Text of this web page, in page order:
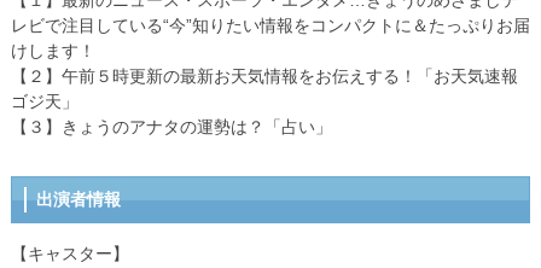
レビで注目している“今”知りたい情報をコンパクトに＆たっぷりお届
けします！
【２】午前５時更新の最新お天気情報をお伝えする！「お天気速報
ゴジ天」
【３】きょうのアナタの運勢は？「占い」
出演者情報
【キャスター】